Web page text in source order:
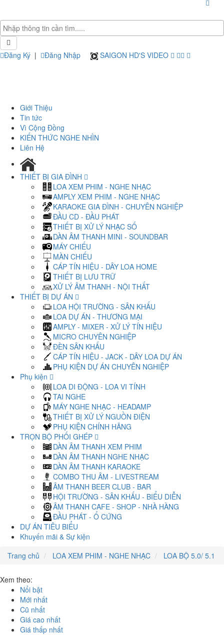
Đăng Ký | Đăng Nhập SAIGON HD'S VIDEO
Giới Thiệu
Tin tức
Vì Cộng Đồng
KIẾN THỨC NGHE NHÌN
Liên Hệ
THIẾT BỊ GIA ĐÌNH
LOA XEM PHIM - NGHE NHẠC
AMPLY XEM PHIM - NGHE NHẠC
KARAOKE GIA ĐÌNH - CHUYÊN NGHIỆP
ĐẦU CD - ĐẦU PHÁT
THIẾT BỊ XỬ LÝ NHẠC SỐ
DÀN ÂM THANH MINI - SOUNDBAR
MÁY CHIẾU
MÀN CHIẾU
CÁP TÍN HIỆU - DÂY LOA HOME
THIẾT BỊ LƯU TRỮ
XỬ LÝ ÂM THANH - NỘI THẤT
THIẾT BỊ DỰ ÁN
LOA HỘI TRƯỜNG - SÂN KHẤU
LOA DỰ ÁN - THƯƠNG MẠI
AMPLY - MIXER - XỬ LÝ TÍN HIỆU
MICRO CHUYÊN NGHIỆP
ĐÈN SÂN KHẤU
CÁP TÍN HIỆU - JACK - DÂY LOA DỰ ÁN
PHỤ KIỆN DỰ ÁN CHUYÊN NGHIỆP
Phụ kiện
LOA DI ĐỘNG - LOA VI TÍNH
TAI NGHE
MÁY NGHE NHẠC - HEADAMP
THIẾT BỊ XỬ LÝ NGUỒN ĐIỆN
PHỤ KIỆN CHÍNH HÃNG
TRỌN BỘ PHỐI GHÉP
DÀN ÂM THANH XEM PHIM
DÀN ÂM THANH NGHE NHẠC
DÀN ÂM THANH KARAOKE
COMBO THU ÂM - LIVESTREAM
ÂM THANH BEER CLUB - BAR
HỘI TRƯỜNG - SÂN KHẤU - BIỂU DIỄN
ÂM THANH CAFE - SHOP - NHÀ HÀNG
ĐẦU PHÁT - Ổ CỨNG
DỰ ÁN TIÊU BIỂU
Khuyến mãi & Sự kiện
Trang chủ
LOA XEM PHIM - NGHE NHẠC LOA BỘ 5.0/ 5.1
Xem theo:
Nổi bật
Mới nhất
Cũ nhất
Giá cao nhất
Giá thấp nhất